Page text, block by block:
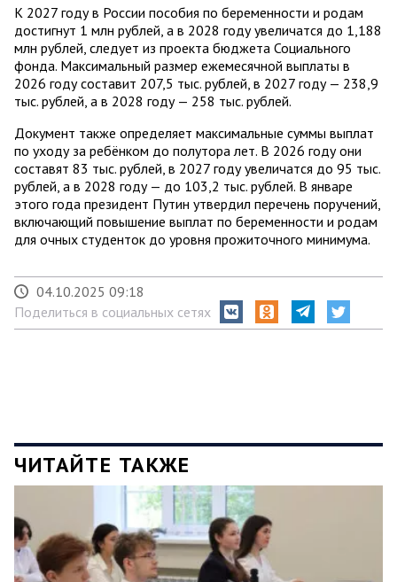
К 2027 году в России пособия по беременности и родам
достигнут 1 млн рублей, а в 2028 году увеличатся до 1,188
млн рублей, следует из проекта бюджета Социального
фонда. Максимальный размер ежемесячной выплаты в
2026 году составит 207,5 тыс. рублей, в 2027 году — 238,9
тыс. рублей, а в 2028 году — 258 тыс. рублей.
Документ также определяет максимальные суммы выплат
по уходу за ребёнком до полутора лет. В 2026 году они
составят 83 тыс. рублей, в 2027 году увеличатся до 95 тыс.
рублей, а в 2028 году — до 103,2 тыс. рублей. В январе
этого года президент Путин утвердил перечень поручений,
включающий повышение выплат по беременности и родам
для очных студенток до уровня прожиточного минимума.
04.10.2025 09:18
Поделиться в социальных сетях
ЧИТАЙТЕ ТАКЖЕ